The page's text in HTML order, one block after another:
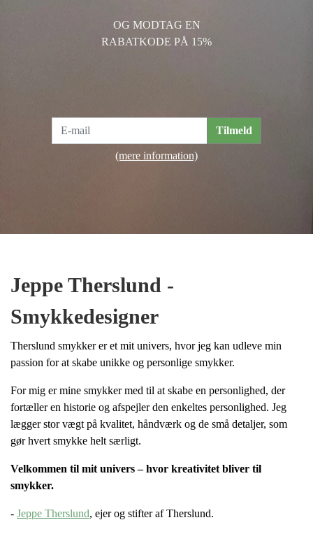
OG MODTAG EN
RABATKODE PÅ 15%
Tilmeld
(mere information)
Jeppe Therslund -
Smykkedesigner
Therslund smykker er et mit univers, hvor jeg kan udleve min
passion for at skabe unikke og personlige smykker.
For mig er mine smykker med til at skabe en personlighed, der
fortæller en historie og afspejler den enkeltes personlighed. Jeg
lægger stor vægt på kvalitet, håndværk og de små detaljer, som
gør hvert smykke helt særligt.
Velkommen til mit univers – hvor kreativitet bliver til
smykker.
- Jeppe Therslund, ejer og stifter af Therslund.